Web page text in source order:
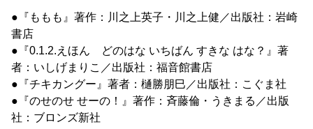
●『ももも』著作：川之上英子・川之上健／出版社：岩崎
書店
●『0.1.2.えほん どのはな いちばん すきな はな？』著
者：いしげまりこ／出版社：福音館書店
●『チキカングー』著者：樋勝朋巳／出版社：こぐま社
●『のせのせ せーの！』著作：斉藤倫・うきまる／出版
社：ブロンズ新社